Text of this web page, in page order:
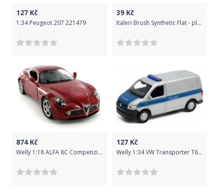
127 Kč
1:34 Peugeot 207 221479
39 Kč
Italeri Brush Synthetic Flat - plochý syntetický štětec (vel. 2)
874Kč
Welly 1:18 ALFA 8C Competizione Červená
127 Kč
Welly 1:34 VW Transporter T6 Van Police Stříbrná